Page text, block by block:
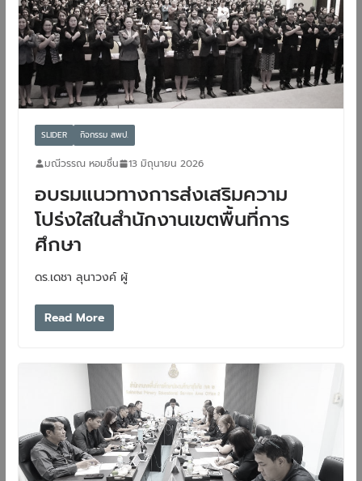
SLIDER กิจกรรม สพป.
มณีวรรณ หอมชื่น 13 มิถุนายน 2026
อบรมแนวทางการส่งเสริมความ
โปร่งใสในสำนักงานเขตพื้นที่การ
ศึกษา
ดร.เดชา ลุนาวงค์ ผู้
Read More